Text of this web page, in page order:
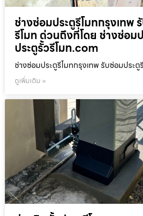
ช่างซ่อมประตูรีโมทกรุงเทพ
รีโมท ด่วนถึงที่โดย ช่างซ่อม
ประตูรั้วรีโมท.com
ช่างซ่อมประตูรีโมทกรุงเทพ รับซ่อมประตูรี
ดูเพิ่มเติม »